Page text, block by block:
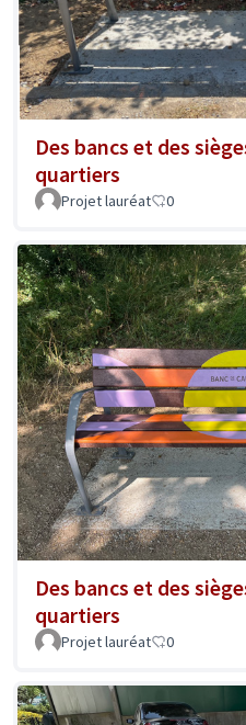
Des bancs et des
quartiers
Projet lauréat 0
Des bancs et des
quartiers
Projet lauréat 0